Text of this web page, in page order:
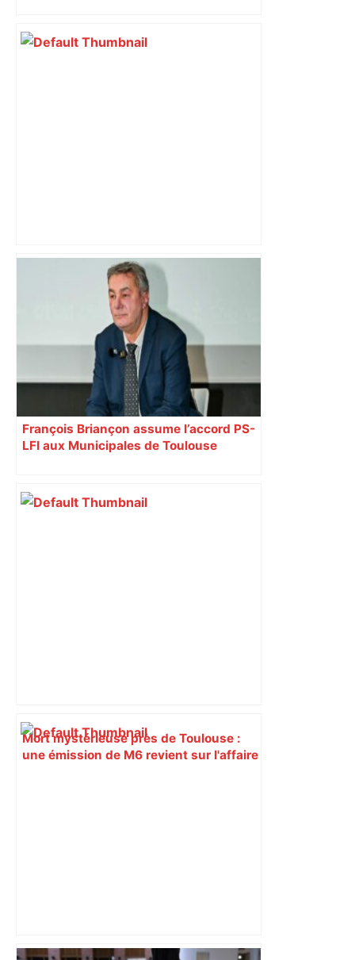
« Rien d'inquiétant » pour Guillaume
Restes, le gardien de Toulouse, après
sa sortie à Metz – L'Équipe
François Briançon assume l’accord PS-
LFI aux Municipales de Toulouse
Mort mystérieuse près de Toulouse :
une émission de M6 revient sur l'affaire